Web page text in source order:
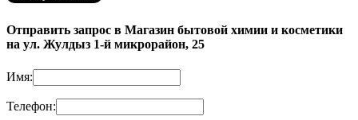
Отправить запрос в Магазин бытовой химии и косметики
на ул. Жулдыз 1-й микрорайон, 25
Имя:
Телефон: